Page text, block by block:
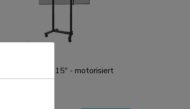
TV-Trolley 75-115" - motorisiert